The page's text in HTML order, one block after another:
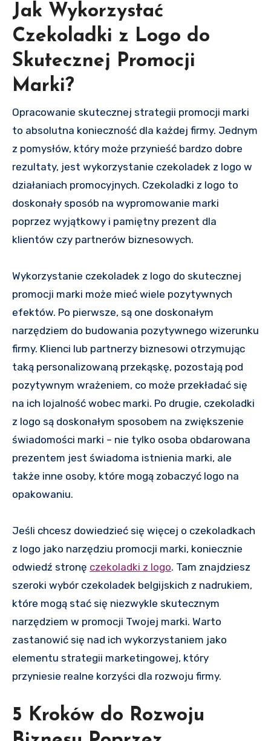
Jak Wykorzystać
Czekoladki z Logo do
Skutecznej Promocji
Marki?
Opracowanie skutecznej strategii promocji marki
to absolutna konieczność dla każdej firmy. Jednym
z pomysłów, który może przynieść bardzo dobre
rezultaty, jest wykorzystanie czekoladek z logo w
działaniach promocyjnych. Czekoladki z logo to
doskonały sposób na wypromowanie marki
poprzez wyjątkowy i pamiętny prezent dla
klientów czy partnerów biznesowych.
Wykorzystanie czekoladek z logo do skutecznej
promocji marki może mieć wiele pozytywnych
efektów. Po pierwsze, są one doskonałym
narzędziem do budowania pozytywnego wizerunku
firmy. Klienci lub partnerzy biznesowi otrzymując
taką personalizowaną przekąskę, pozostają pod
pozytywnym wrażeniem, co może przekładać się
na ich lojalność wobec marki. Po drugie, czekoladki
z logo są doskonałym sposobem na zwiększenie
świadomości marki – nie tylko osoba obdarowana
prezentem jest świadoma istnienia marki, ale
także inne osoby, które mogą zobaczyć logo na
opakowaniu.
Jeśli chcesz dowiedzieć się więcej o czekoladkach
z logo jako narzędziu promocji marki, koniecznie
odwiedź stronę czekoladki z logo. Tam znajdziesz
szeroki wybór czekoladek belgijskich z nadrukiem,
które mogą stać się niezwykle skutecznym
narzędziem w promocji Twojej marki. Warto
zastanowić się nad ich wykorzystaniem jako
elementu strategii marketingowej, który
przyniesie realne korzyści dla rozwoju firmy.
5 Kroków do Rozwoju